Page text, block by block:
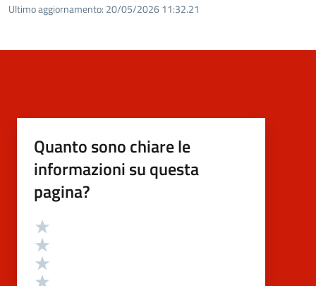
Ultimo aggiornamento: 20/05/2026 11:32.21
Quanto sono chiare le
informazioni su questa
pagina?
Valutazione